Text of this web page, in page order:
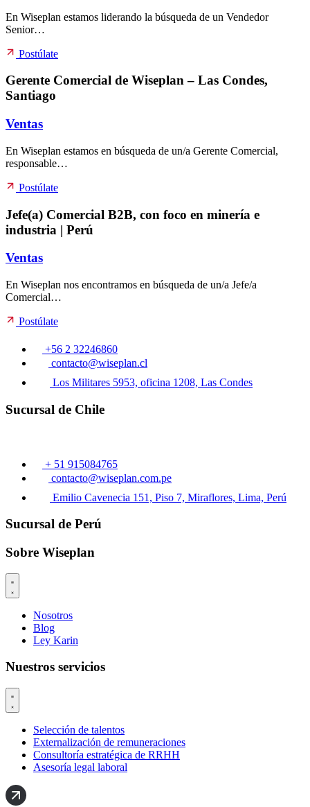
En Wiseplan estamos liderando la búsqueda de un Vendedor
Senior…
Postúlate
Gerente Comercial de Wiseplan – Las Condes,
Santiago
Ventas
En Wiseplan estamos en búsqueda de un/a Gerente Comercial,
responsable…
Postúlate
Jefe(a) Comercial B2B, con foco en minería e
industria | Perú
Ventas
En Wiseplan nos encontramos en búsqueda de un/a Jefe/a
Comercial…
Postúlate
+56 2 32246860
contacto@wiseplan.cl
Los Militares 5953, oficina 1208, Las Condes
Sucursal de Chile
+ 51 915084765
contacto@wiseplan.com.pe
Emilio Cavenecia 151, Piso 7, Miraflores, Lima, Perú
Sucursal de Perú
Sobre Wiseplan
Nosotros
Blog
Ley Karin
Nuestros servicios
Selección de talentos
Externalización de remuneraciones
Consultoría estratégica de RRHH
Asesoría legal laboral